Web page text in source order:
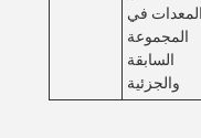
المعدات في
المجموعة
السابقة
والجزئية